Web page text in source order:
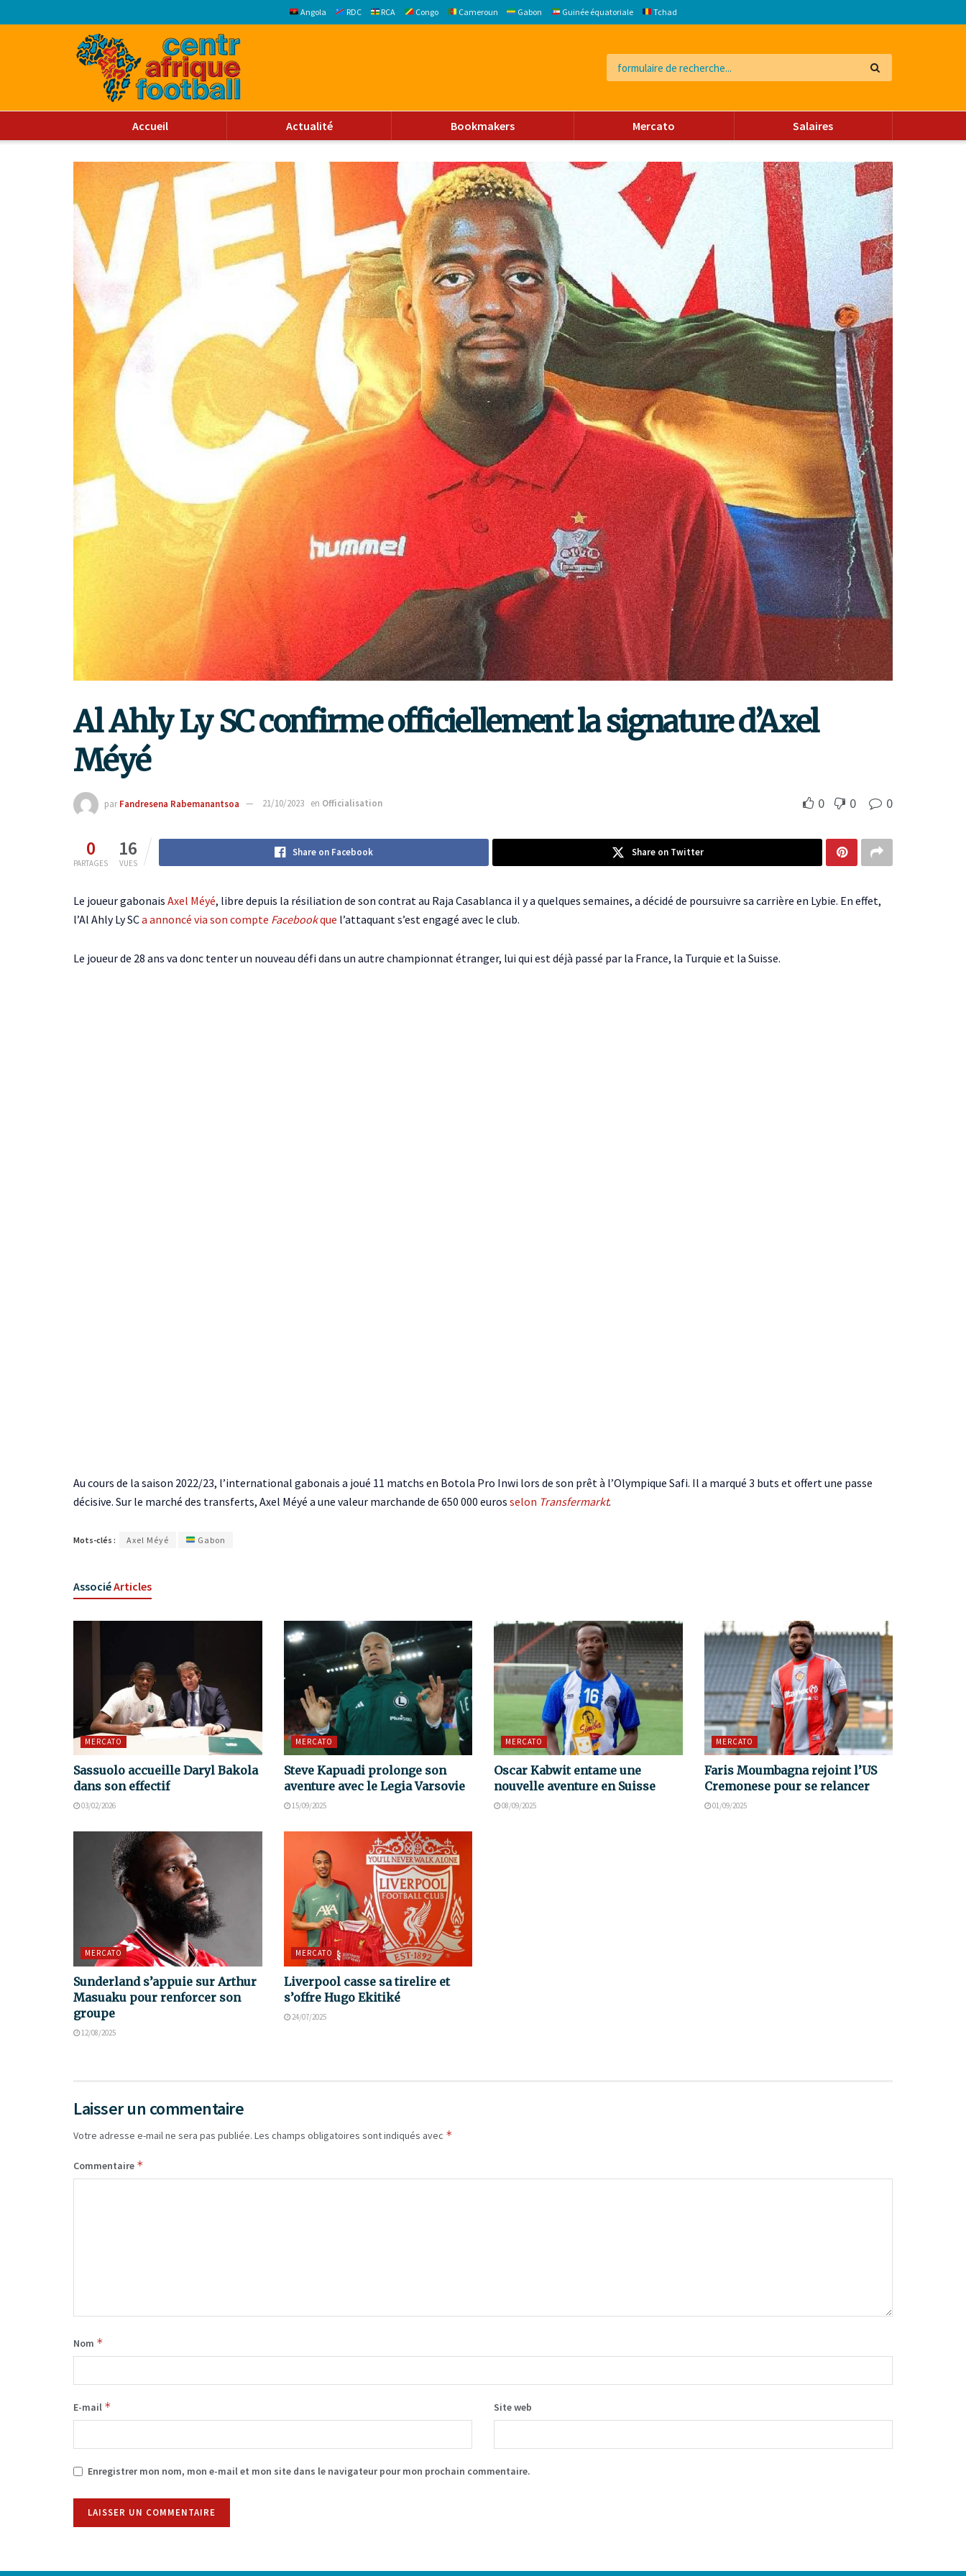
Angola RDC RCA Congo Cameroun Gabon Guinée équatoriale Tchad
Accueil Actualité Bookmakers Mercato Salaires
Al Ahly Ly SC confirme officiellement la signature d’Axel
Méyé
par Fandresena Rabemanantsoa 21/10/2023 en Officialisation 0 0 0
0
PARTAGES
16
VUES
Share on Facebook Share on Twitter
Le joueur gabonais Axel Méyé, libre depuis la résiliation de son contrat au Raja Casablanca il y a quelques semaines, a décidé de poursuivre sa carrière en Lybie. En effet,
l’Al Ahly Ly SCa annoncé via son compte Facebookque l’attaquant s’est engagé avec le club.
Le joueur de 28 ans va donc tenter un nouveau défi dans un autre championnat étranger, lui qui est déjà passé par la France, la Turquie et la Suisse.
Au cours de la saison 2022/23, l’international gabonais a joué 11 matchs en Botola Pro Inwi lors de son prêt à l’Olympique Safi. Il a marqué 3 buts et offert une passe
décisive. Sur le marché des transferts, Axel Méyé a une valeur marchande de 650 000 euros selon Transfermarkt.
Mots-clés : Axel Méyé Gabon
AssociéArticles
MERCATO
Sassuolo accueille Daryl Bakola
dans son effectif
03/02/2026
MERCATO
Steve Kapuadi prolonge son
aventure avec le Legia Varsovie
15/09/2025
MERCATO
Oscar Kabwit entame une
nouvelle aventure en Suisse
08/09/2025
MERCATO
Faris Moumbagna rejoint l’US
Cremonese pour se relancer
01/09/2025
MERCATO
Sunderland s’appuie sur Arthur
Masuaku pour renforcer son
groupe
12/08/2025
MERCATO
Liverpool casse sa tirelire et
s’offre Hugo Ekitiké
24/07/2025
Laisser un commentaire
Votre adresse e-mail ne sera pas publiée. Les champs obligatoires sont indiqués avec *
Commentaire *
Nom *
E-mail * Site web
Enregistrer mon nom, mon e-mail et mon site dans le navigateur pour mon prochain commentaire.